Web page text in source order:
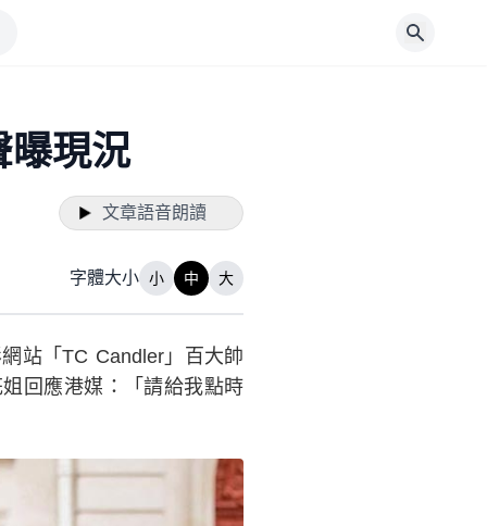
曝現況
文章語音朗讀
字體大小 小 中 大
站「TC Candler」百大帥
回應港媒：「請給我點時